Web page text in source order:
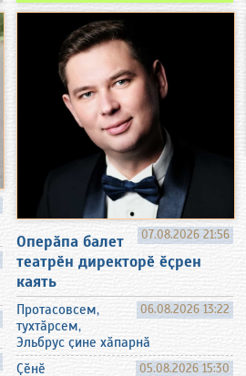
07.08.2026 21:56
Оперӑпа балет
театрӗн директорӗ ӗҫрен
каять
06.08.2026 13:22
Протасовсем,
тухтӑрсем,
Эльбрус ҫине хӑпарнӑ
05.08.2026 15:30
Ҫӗнӗ